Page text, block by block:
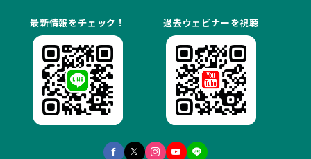
最新情報をチェック！ 過去ウェビナーを視聴